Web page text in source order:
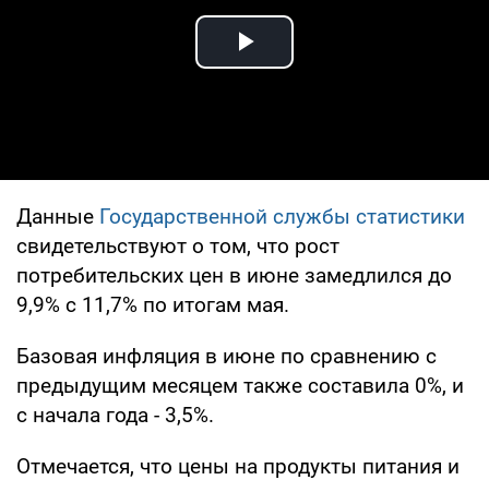
Play Video
Данные Государственной службы статистики
свидетельствуют о том, что рост
потребительских цен в июне замедлился до
9,9% с 11,7% по итогам мая.
Базовая инфляция в июне по сравнению с
предыдущим месяцем также составила 0%, и
с начала года - 3,5%.
Отмечается, что цены на продукты питания и